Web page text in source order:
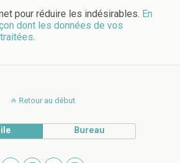
pour réduire les indésirables. En
dont les données de vos
.
Retour au début
Bureau